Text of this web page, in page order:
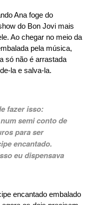
Ana foge do
do Bon Jovi mais
Ao chegar no meio da
pela música,
só não é arrastada
la e salva-la.
fazer isso:
semi conto de
para ser
encantado.
eu dispensava
encantado embalado